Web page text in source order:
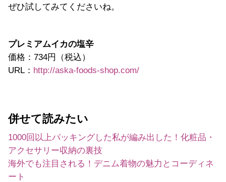
ぜひ試してみてくださいね。
プレミアムイカの塩辛
価格：734円（税込）
URL： http://aska-foods-shop.com/
併せて読みたい
1000回以上パッキングした私が編み出した！化粧品・
アクセサリー収納の裏技
海外でも注目される！デニム着物の魅力とコーディネ
ート